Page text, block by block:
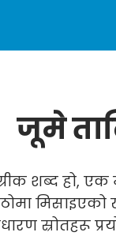
जूमे
शब्द हो, एक
स्रोतहरू